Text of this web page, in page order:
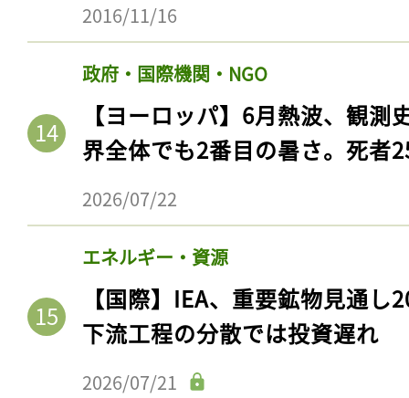
2016/11/16
政府・国際機関・NGO
【ヨーロッパ】6月熱波、観
界全体でも2番目の暑さ。死者
2026/07/22
エネルギー・資源
【国際】IEA、重要鉱物見通
下流工程の分散では投資遅れ
2026/07/21